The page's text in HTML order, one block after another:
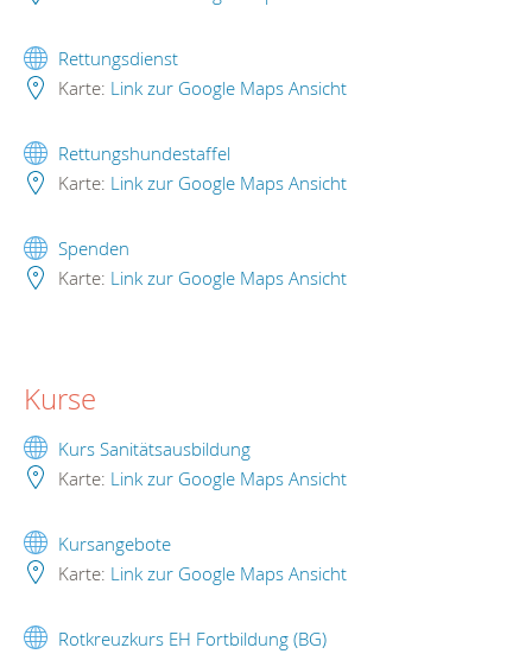
Rettungsdienst
Karte: Link zur Google Maps Ansicht
Rettungshundestaffel
Karte: Link zur Google Maps Ansicht
Spenden
Karte: Link zur Google Maps Ansicht
Kurse
Kurs Sanitätsausbildung
Karte: Link zur Google Maps Ansicht
Kursangebote
Karte: Link zur Google Maps Ansicht
Rotkreuzkurs EH Fortbildung (BG)